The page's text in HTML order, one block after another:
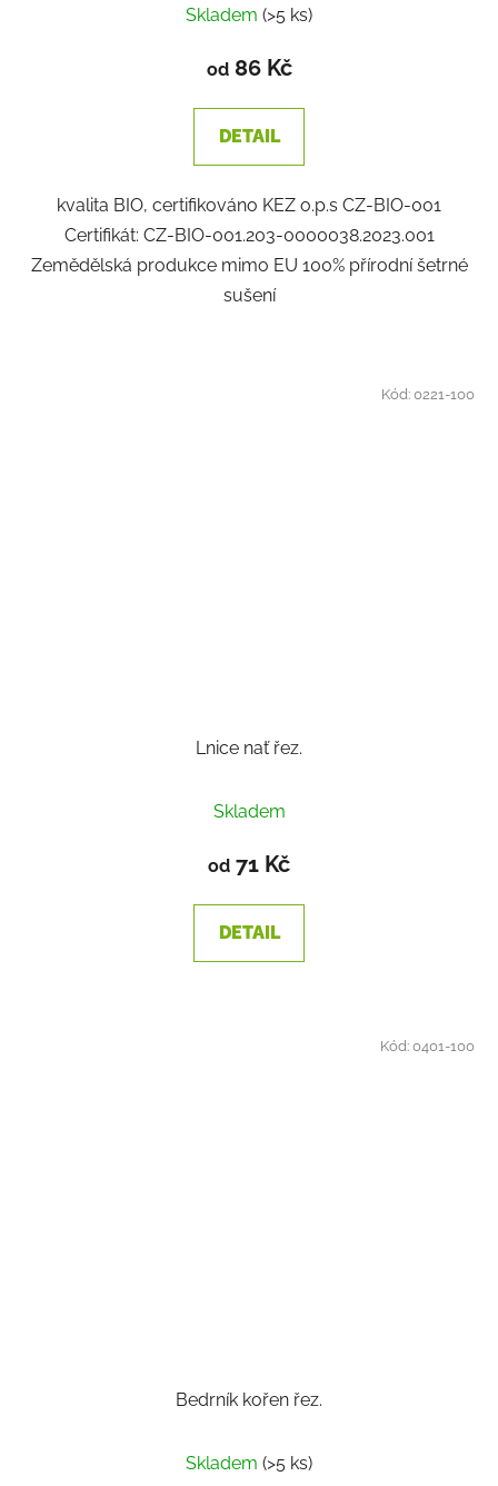
Skladem (>5 ks)
od86 Kč
DETAIL
kvalita BIO, certifikováno KEZ o.p.s CZ-BIO-001
Certifikát: CZ-BIO-001.203-0000038.2023.001
Zemědělská produkce mimo EU 100% přírodní šetrné
sušení
Lnice nať řez.
Skladem
od 71 Kč
DETAIL
Kód:0221-100
Bedrník kořen řez.
hodnocení
Skladem (>5 ks)
Kód:0401-100